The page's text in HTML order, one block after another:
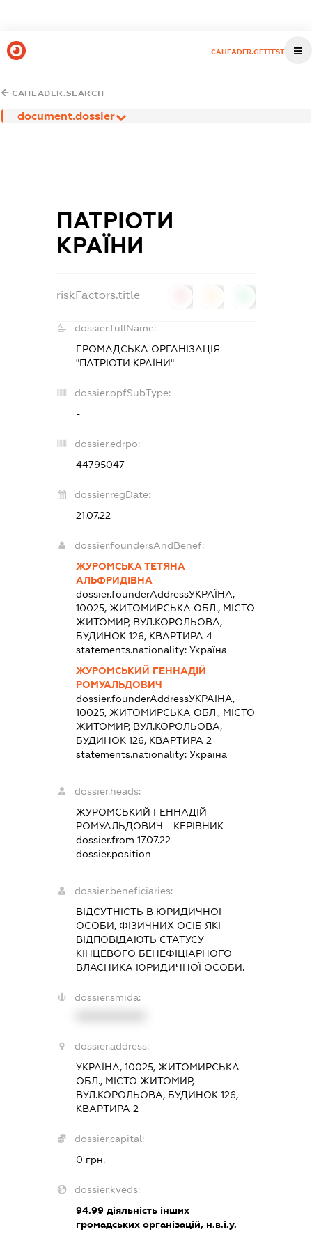
CAHEADER.GETTEST
CAHEADER.SEARCH
document.dossier
ПАТРІОТИ
КРАЇНИ
riskFactors.title
dossier.fullName:
ГРОМАДСЬКА ОРГАНІЗАЦІЯ
"ПАТРІОТИ КРАЇНИ"
dossier.opfSubType:
-
dossier.edrpo:
44795047
dossier.regDate:
21.07.22
dossier.foundersAndBenef:
ЖУРОМСЬКА ТЕТЯНА
АЛЬФРИДІВНА
dossier.founderAddressУКРАЇНА,
10025, ЖИТОМИРСЬКА ОБЛ., МІСТО
ЖИТОМИР, ВУЛ.КОРОЛЬОВА,
БУДИНОК 126, КВАРТИРА 4
statements.nationality:Україна
ЖУРОМСЬКИЙ ГЕННАДІЙ
РОМУАЛЬДОВИЧ
dossier.founderAddressУКРАЇНА,
10025, ЖИТОМИРСЬКА ОБЛ., МІСТО
ЖИТОМИР, ВУЛ.КОРОЛЬОВА,
БУДИНОК 126, КВАРТИРА 2
statements.nationality:Україна
dossier.heads:
ЖУРОМСЬКИЙ ГЕННАДІЙ
РОМУАЛЬДОВИЧ - КЕРІВНИК -
dossier.from 17.07.22
dossier.position -
dossier.beneficiaries:
ВІДСУТНІСТЬ В ЮРИДИЧНОЇ
ОСОБИ, ФІЗИЧНИХ ОСІБ ЯКІ
ВІДПОВІДАЮТЬ СТАТУСУ
КІНЦЕВОГО БЕНЕФІЦІАРНОГО
ВЛАСНИКА ЮРИДИЧНОЇ ОСОБИ.
dossier.smida:
dossier.address:
УКРАЇНА, 10025, ЖИТОМИРСЬКА
ОБЛ., МІСТО ЖИТОМИР,
ВУЛ.КОРОЛЬОВА, БУДИНОК 126,
КВАРТИРА 2
dossier.capital:
0 грн.
dossier.kveds:
94.99 діяльність інших
громадських організацій, н.в.і.у.